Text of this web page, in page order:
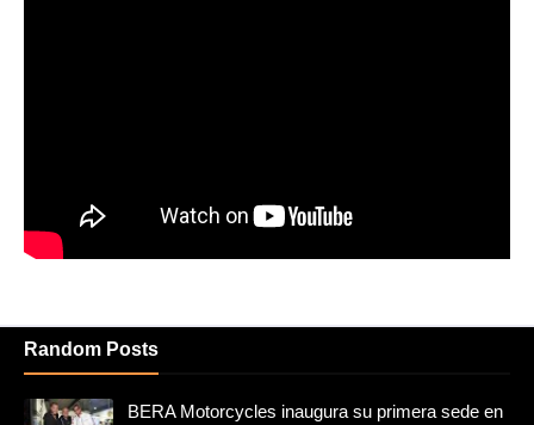
Random Posts
BERA Motorcycles inaugura su primera sede en